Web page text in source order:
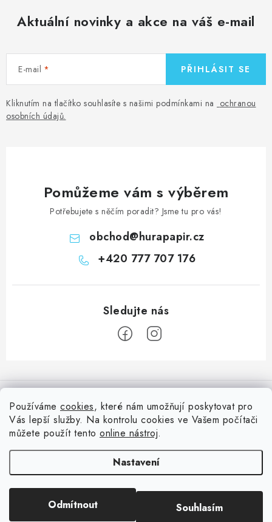
Používáme cookies, které nám umožňují poskytovat pro
Vás lepší služby. Na kontrolu cookies ve Vašem počítači
můžete použít tento online nástroj.
Nastavení
Odmítnout Souhlasím
Aktuální novinky a akce na váš e-mail
E-mail
Kliknutím na tlačítko souhlasíte s našimi podmínkami na ochranou
osobních údajů.
PŘIHLÁSIT SE
Pomůžeme vám s výběrem
Potřebujete s něčím poradit? Jsme tu pro vás!
obchod@hurapapir.cz
+420 777 707 176
á
Doprava
Oblíbené ♥️
Hodnocení obchodu
Nepřehlédněte
Blog s nápady a návody
Slovník pojmů, české návody
Reklamace a vrácení zboží
. Všechna práva vyhrazena.Upravit nastavení